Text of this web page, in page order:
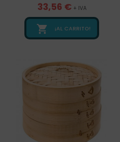
33,56 € + IVA
 ¡AL CARRITO!